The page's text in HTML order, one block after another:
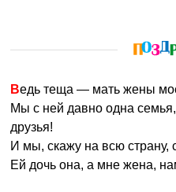
Ведь теща — мать жены
Мы с ней давно одна
друзья!
И мы, скажу на всю
Ей дочь она, а мне жена,